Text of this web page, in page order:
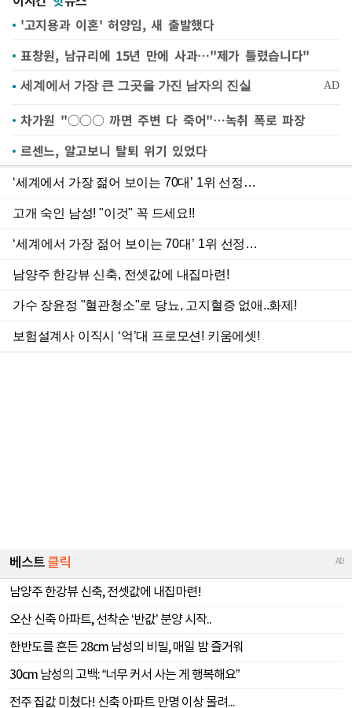
'고지용과 이혼' 허양임, 새 출발했다
표창원, 남규리에 15년 만에 사과…"제가 틀렸습니다"
차가원 "○○○ 까면 주변 다 죽어"…녹취 폭로 파장
르센느, 알고보니 탈퇴 위기 있었다